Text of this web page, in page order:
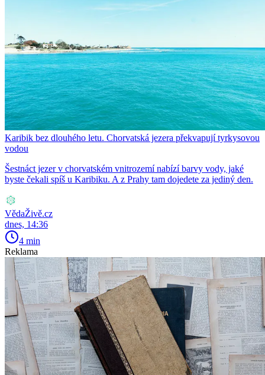
Karibik bez dlouhého letu. Chorvatská jezera překvapují tyrkysovou
vodou
Šestnáct jezer v chorvatském vnitrozemí nabízí barvy vody, jaké
byste čekali spíš u Karibiku. A z Prahy tam dojedete za jediný den.
VědaŽivě.cz
dnes, 14:36
4 min
Reklama